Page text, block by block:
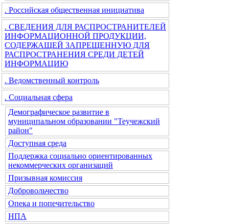
. Российская общественная инициатива
. СВЕДЕНИЯ ДЛЯ РАСПРОСТРАНИТЕЛЕЙ
ИНФОРМАЦИОННОЙ ПРОДУКЦИИ,
СОДЕРЖАЩЕЙ ЗАПРЕЩЕННУЮ ДЛЯ
РАСПРОСТРАНЕНИЯ СРЕДИ ДЕТЕЙ
ИНФОРМАЦИЮ
. Ведомственный контроль
. Социальная сфера
Демографическое развитие в
муниципальном образовании "Теучежский
район"
Доступная среда
Поддержка социально ориентированных
некоммерческих организаций
Призывная комиссия
Добровольчество
Опека и попечительство
НПА